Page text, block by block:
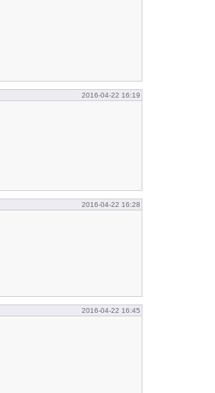
2016-04-22 16:19
2016-04-22 16:28
2016-04-22 16:45